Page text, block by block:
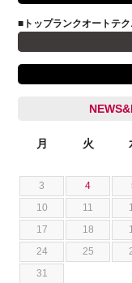
石川 成一郎
荒居 力哉
荻野 雅史
菊池 大誠
藤本 京弥
キャデラック
クライスラー
クライスラージープ
スズキ
ダッジ
テスラ
トヨタ
ニッサン
フェラーリ
■トップランクオートテ
月 火
3
4
10
11
17
18
24
25
31